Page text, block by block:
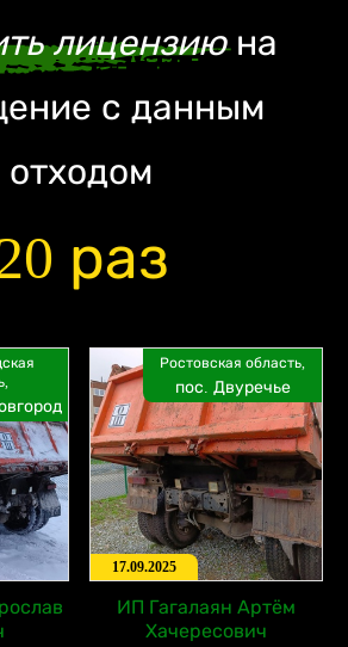
лицензиюна
с данным
отходом
раз
Ростовская область,
пос. Двуречье
17.09.2025
ИП Гагалаян Артём
Хачересович